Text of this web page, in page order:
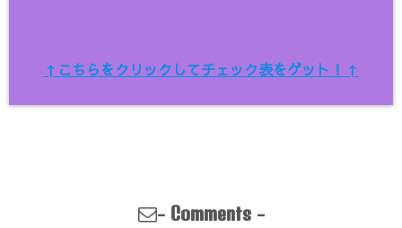
↑こちらをクリックしてチェック表をゲット！↑
- Comments-